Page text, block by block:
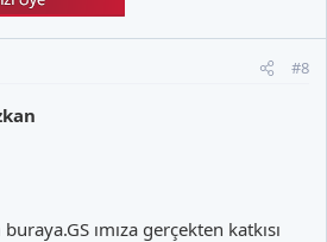
#8
ımıza gerçekten katkısı